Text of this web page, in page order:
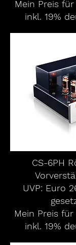
Mein Preis
inkl. 19%
CS-6PH
UVP: Euro
Mein Preis
inkl. 19%